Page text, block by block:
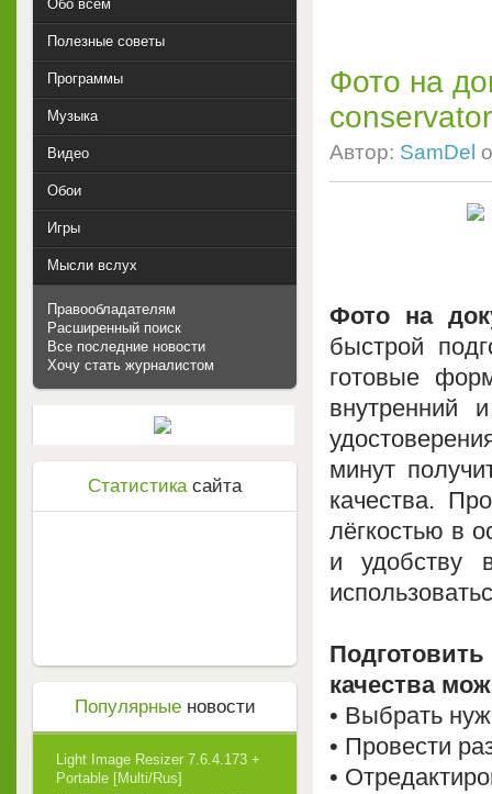
Фото на
conservator
Автор: SamDel
Фото на
быстрой
готовые
внутренний
минут
качества.
лёгкостью в
и удобству
качества
• Выбрать
• Провести
•
Обо всем
Полезные советы
Программы
Музыка
Видео
Обои
Игры
Мысли вслух
Правообладателям
Расширенный поиск
Все последние новости
Хочу стать журналистом
Статистикасайта
Популярныеновости
Light Image Resizer 7.6.4.173 +
Portable [Multi/Rus]